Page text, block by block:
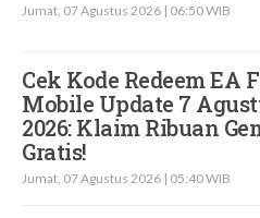
Jumat, 07 Agustus 2026 | 06:50 WIB
Cek Kode Redeem EA
Mobile Update 7
2026: Klaim Ribuan
Gratis!
Jumat, 07 Agustus 2026 | 05:40 WIB